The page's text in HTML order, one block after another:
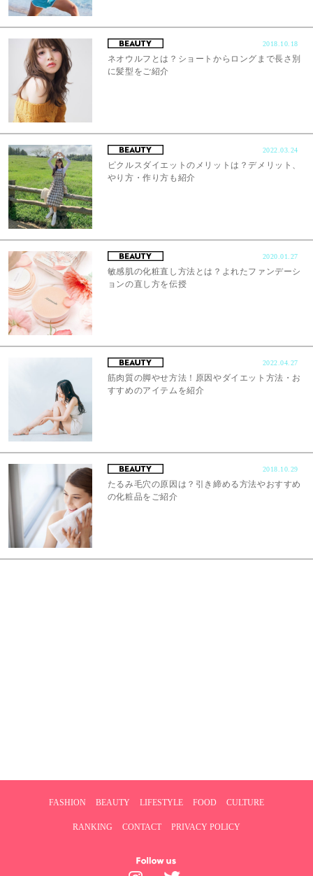
2018.10.18
ネオウルフとは？ショートからロングまで長さ別
に髪型をご紹介
2022.03.24
ピクルスダイエットのメリットは？デメリット、
やり方・作り方も紹介
2020.01.27
敏感肌の化粧直し方法とは？よれたファンデーシ
ョンの直し方を伝授
2022.04.27
筋肉質の脚やせ方法！原因やダイエット方法・お
すすめのアイテムを紹介
2018.10.29
たるみ毛穴の原因は？引き締める方法やおすすめ
の化粧品をご紹介
FASHION BEAUTY LIFESTYLE FOOD CULTURE
RANKING CONTACT PRIVACY POLICY